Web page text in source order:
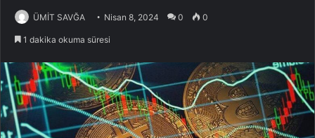
ÜMİT SAVĞA Nisan 8, 2024 0 0
1 dakika okuma süresi